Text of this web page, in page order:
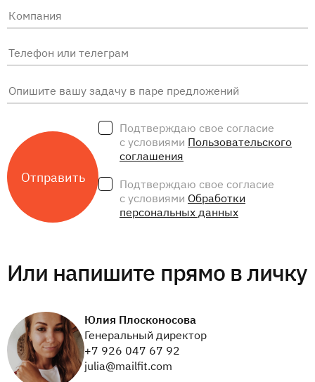
Подтверждаю свое согласие
с условиями Пользовательского
соглашения
Подтверждаю свое согласие
с условиями Обработки
персональных данных
Или напишите прямо в личку
Юлия Плосконосова
Генеральный директор
+7 926 047 67 92
julia@mailfit.com